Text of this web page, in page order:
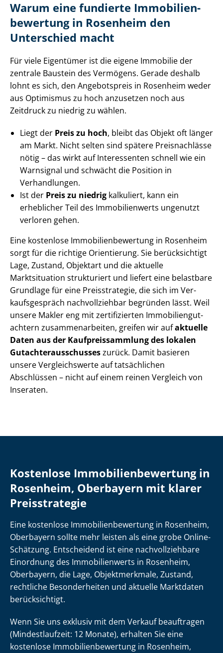
Warum eine fundierte Im­mo­bi­li­en­
be­wer­tung in Rosenheim den
Unterschied macht
Für viele Eigentümer ist die eigene Immobilie der
zentrale Baustein des Vermögens. Gerade deshalb
lohnt es sich, den Angebotspreis in Rosenheim weder
aus Optimismus zu hoch anzusetzen noch aus
Zeitdruck zu niedrig zu wählen.
Liegt der Preis zu hoch, bleibt das Objekt oft länger
am Markt. Nicht selten sind spätere Preisnachlässe
nötig – das wirkt auf Interessenten schnell wie ein
Warnsignal und schwächt die Position in
Verhandlungen.
Ist der Preis zu niedrig kalkuliert, kann ein
erheblicher Teil des Immobilienwerts ungenutzt
verloren gehen.
Eine kostenlose Im­mo­bi­li­en­be­wer­tung in Rosenheim
sorgt für die richtige Orientierung. Sie berücksichtigt
Lage, Zustand, Objektart und die aktuelle
Marktsituation strukturiert und liefert eine belastbare
Grundlage für eine Preisstrategie, die sich im Ver­
kaufs­ge­spräch nachvollziehbar begründen lässt. Weil
unsere Makler eng mit zertifizierten Im­mo­bi­li­en­gut­
ach­tern zu­sam­men­ar­bei­ten, greifen wir aufaktuelle
Daten aus der Kauf­preis­samm­lung des lokalen
Gut­ach­ter­aus­schus­seszurück. Damit basieren
unsere Vergleichswerte auf tatsächlichen
Abschlüssen – nicht auf einem reinen Vergleich von
Inseraten.
Kostenlose Im­mo­bi­li­en­be­wer­tung in
Rosenheim, Oberbayern mit klarer
Preisstrategie
Eine kostenlose Im­mo­bi­li­en­be­wer­tung in Rosenheim,
Oberbayern sollte mehr leisten als eine grobe Online-
Schätzung. Entscheidend ist eine nach­voll­zieh­ba­re
Einordnung des Immobilienwerts in Rosenheim,
Oberbayern, die Lage, Objektmerkmale, Zustand,
rechtliche Besonderheiten und aktuelle Marktdaten
berücksichtigt.
Wenn Sie uns exklusiv mit dem Verkauf beauftragen
(Mindestlaufzeit: 12 Monate), erhalten Sie eine
kostenlose Im­mo­bi­li­en­be­wer­tung in Rosenheim,